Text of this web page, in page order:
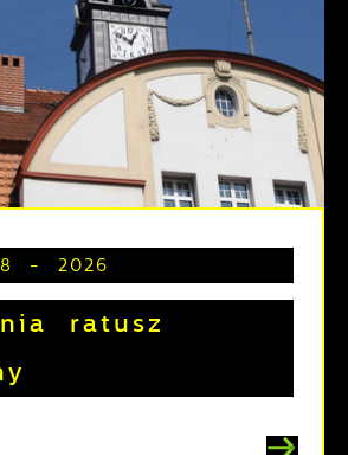
- 2026
ratusz